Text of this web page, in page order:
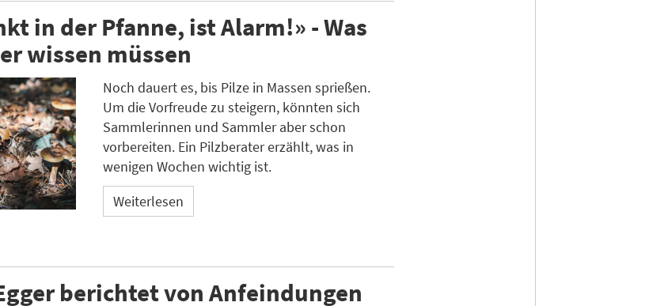
in der Pfanne, ist Alarm!» - Was
wissen müssen
Noch dauert es, bis Pilze in Massen sprießen.
Um die Vorfreude zu steigern, könnten sich
Sammlerinnen und Sammler aber schon
vorbereiten. Ein Pilzberater erzählt, was in
wenigen Wochen wichtig ist.
Weiterlesen
berichtet von Anfeindungen